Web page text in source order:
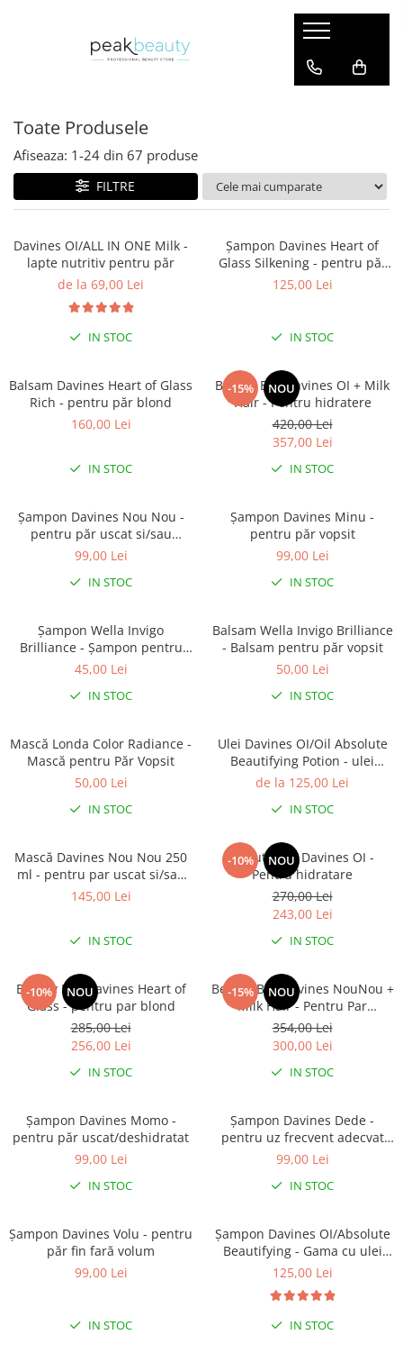
Șampoane
Șampon Reparator
Șampon Păr Vopsit
Șampon Nuanțator
Șampon Pentru Volum
Șampon Împotriva Mătreții
Șampon Scalp Gras
Balsam Reparator
Balsam Nuanțator
Balsam Păr Vopsit
Mască Reparatoare
Mască Păr Vopsit
Mască Nuanțatoare
Lapte Pentru Păr
Spumă Pentru Fixare
Spray Pentru Strălucire
Protecție Termică
Pachet Reparare
Pachet Par Vopsit
Pachet Par Blond
Toate Produsele
Afiseaza: 1-24 din 67 produse
FILTRE
Davines OI/ALL IN ONE Milk -
lapte nutritiv pentru păr
de la 69,00 Lei
IN STOC
Șampon Davines Heart of
Glass Silkening - pentru păr
blond
125,00 Lei
IN STOC
Balsam Davines Heart of Glass
Rich - pentru păr blond
160,00 Lei
IN STOC
-15% NOU
Beauty Box Davines OI + Milk
Hair - Pentru hidratere
420,00 Lei
357,00 Lei
IN STOC
Șampon Davines Nou Nou -
pentru păr uscat si/sau
deteriorat
99,00 Lei
IN STOC
Șampon Davines Minu -
pentru păr vopsit
99,00 Lei
IN STOC
Șampon Wella Invigo
Brilliance - Șampon pentru
păr vopsit
45,00 Lei
IN STOC
Balsam Wella Invigo Brilliance
- Balsam pentru păr vopsit
50,00 Lei
IN STOC
Mască Londa Color Radiance -
Mască pentru Păr Vopsit
50,00 Lei
IN STOC
Ulei Davines OI/Oil Absolute
Beautifying Potion - ulei
pentru păr parfumat
de la 125,00 Lei
IN STOC
Mască Davines Nou Nou 250
ml - pentru par uscat si/sau
deteriorat
145,00 Lei
IN STOC
-10% NOU
Beauty Box Davines OI -
Pentru hidratare
270,00 Lei
243,00 Lei
IN STOC
-10% NOU
Beauty Box Davines Heart of
Glass - pentru par blond
285,00 Lei
256,00 Lei
IN STOC
-15% NOU
Beauty Box Davines NouNou +
Milk Hair - Pentru Par
Deshidratat sau Deteriorat
354,00 Lei
300,00 Lei
IN STOC
Șampon Davines Momo -
pentru păr uscat/deshidratat
99,00 Lei
IN STOC
Șampon Davines Dede -
pentru uz frecvent adecvat
pentru toate tipurile de păr
99,00 Lei
IN STOC
Șampon Davines Volu - pentru
păr fin fară volum
99,00 Lei
IN STOC
Șampon Davines OI/Absolute
Beautifying - Gama cu ulei
esențial de roucou
125,00 Lei
IN STOC